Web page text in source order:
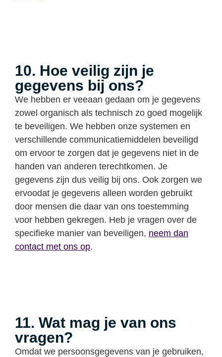
10. Hoe veilig zijn je
gegevens bij ons?
We hebben er veeaan gedaan om je gegevens
zowel organisch als technisch zo goed mogelijk
te beveiligen. We hebben onze systemen en
verschillende communicatiemiddelen beveiligd
om ervoor te zorgen dat je gegevens niet in de
handen van anderen terechtkomen. Je
gegevens zijn dus veilig bij ons. Ook zorgen we
ervoodat je gegevens alleen worden gebruikt
door mensen die daar van ons toestemming
voor hebben gekregen. Heb je vragen over de
specifieke manier van beveiligen, neem dan
contact met ons op.
11. Wat mag je van ons
vragen?
Omdat we persoonsgegevens van je gebruiken,